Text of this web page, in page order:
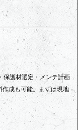
保護材選定・メンテ計画
作成も可能。まずは現地